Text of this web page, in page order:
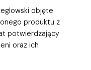
objęte
produktu z
potwierdzający
oraz ich